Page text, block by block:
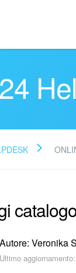
Autore: Veronika
Ultimo